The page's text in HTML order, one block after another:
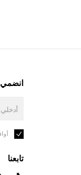
انضمي
تابعنا